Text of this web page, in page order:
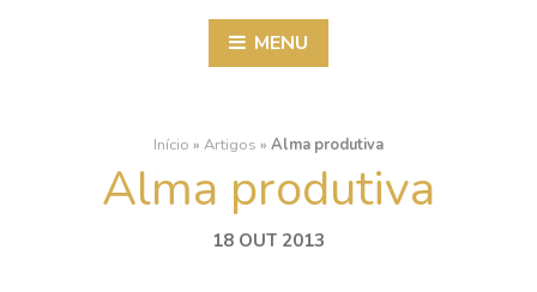
MENU
Início » Artigos » Alma produtiva
Alma produtiva
18 OUT 2013